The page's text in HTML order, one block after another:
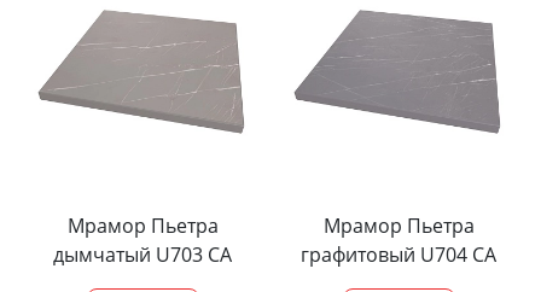
Мрамор Пьетра
дымчатый U703 CA
Мрамор Пьетра
графитовый U704 CA